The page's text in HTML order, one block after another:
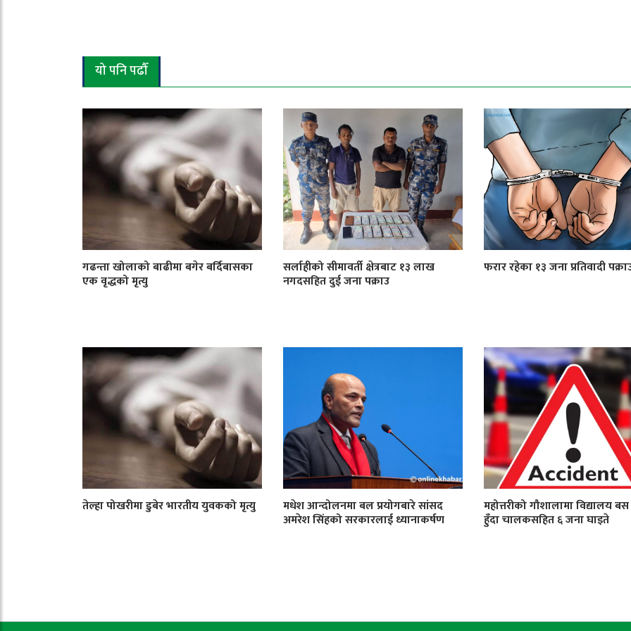
यो पनि पढौँ
गढन्ता खोलाको बाढीमा बगेर बर्दिबासका
एक वृद्धको मृत्यु
सर्लाहीको सीमावर्ती क्षेत्रबाट १३ लाख
नगदसहित दुई जना पक्राउ
फरार रहेका १३ जना प्रतिवादी
तेल्हा पोखरीमा डुबेर भारतीय युवकको मृत्यु मधेश आन्दोलनमा बल प्रयोगबारे सांसद
अमरेश सिंहको सरकारलाई ध्यानाकर्षण
महोत्तरीको गौशालामा विद्यालय
हुँदा चालकसहित ६ जना घाइते